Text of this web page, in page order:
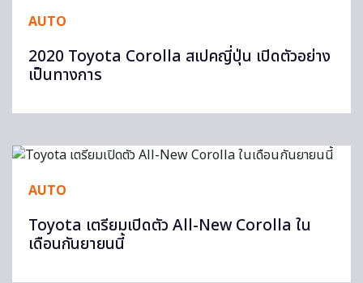
AUTO
2020 Toyota Corolla สเปคญี่ปุ่น เปิดตัวอย่าง
เป็นทางการ
AUTO
Toyota เตรียมเปิดตัว All-New Corolla ใน
เดือนกันยายนนี้